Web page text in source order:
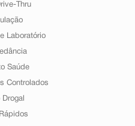
Thru
Laboratório
Saúde
Controlados